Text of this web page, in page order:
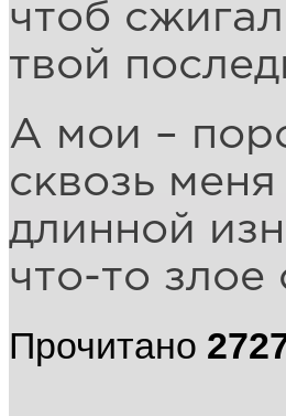
чтоб
твой
А мои –
сквозь
длинной
что-то
Прочитано